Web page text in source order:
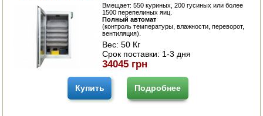
Вмещает: 550 куриных, 200 гусиных или более
1500 перепелиных яиц.
Полный автомат
(контроль температуры, влажности, переворот,
вентиляция).
Вес:50 Кг
Срок поставки: 1-3 дня
34045 грн
Купить Подробнее